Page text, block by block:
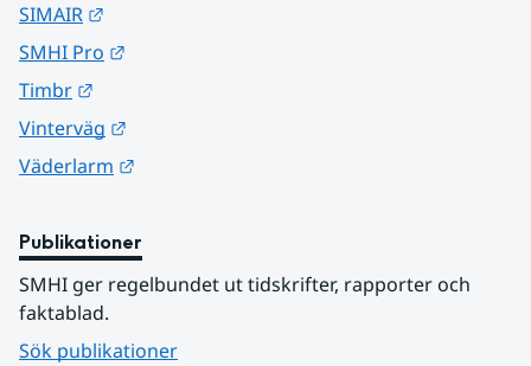
SIMAIR
SMHI Pro
Timbr
Vinterväg
Väderlarm
Publikationer
SMHI ger regelbundet ut tidskrifter, rapporter och
faktablad.
Sök publikationer